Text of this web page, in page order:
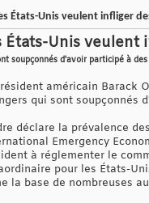
États-Unis veulent infliger
États-Unis
soupçonnés d'avoir participé à
américain Barack
qui sont soupçonnés
déclare la prévalence
Emergency
à réglementer le
pour les États-
la base de nombreuses